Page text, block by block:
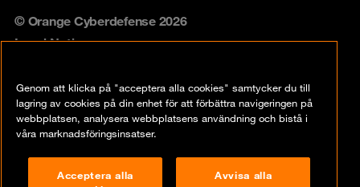
© Orange Cyberdefense 2026
Legal Notice
Vulnerability policy
Compliance
Genom att klicka på "acceptera alla cookies" samtycker du till
lagring av cookies på din enhet för att förbättra navigeringen på
webbplatsen, analysera webbplatsens användning och bistå i
våra marknadsföringsinsatser.
Acceptera alla
Avvisa alla